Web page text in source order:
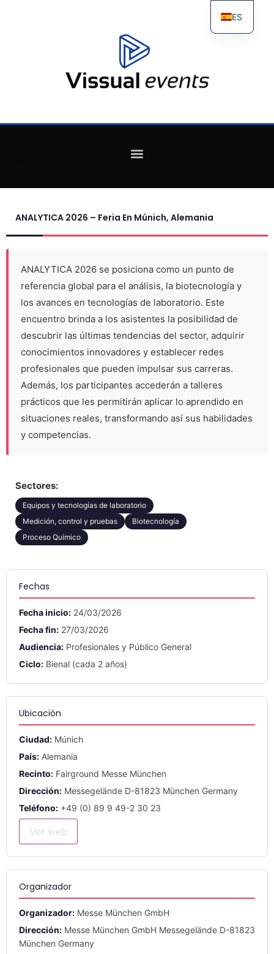
ANALYTICA 2026 – Feria En Múnich, Alemania
ANALYTICA 2026 se posiciona como un punto de
referencia global para el análisis, la biotecnología y
los avances en tecnologías de laboratorio. Este
encuentro brinda a los asistentes la posibilidad de
descubrir las últimas tendencias del sector, adquirir
conocimientos innovadores y establecer redes
profesionales que pueden impulsar sus carreras.
Además, los participantes accederán a talleres
prácticos que les permitirán aplicar lo aprendido en
situaciones reales, transformando así sus habilidades
y competencias.
Sectores:
Equipos y tecnologías de laboratorio
Medición, control y pruebas
Biotecnología
Proceso Químico
Fechas
Fecha inicio: 24/03/2026
Fecha fin: 27/03/2026
Audiencia: Profesionales y Público General
Ciclo: Bienal (cada 2 años)
Ubicación
Ciudad: Múnich
País: Alemania
Recinto: Fairground Messe München
Dirección: Messegelände D-81823 München Germany
Teléfono: +49 (0) 89 9 49-2 30 23
Ver web
Organizador
Organizador: Messe München GmbH
Dirección: Messe München GmbH Messegelände D-81823
München Germany
ES
FR